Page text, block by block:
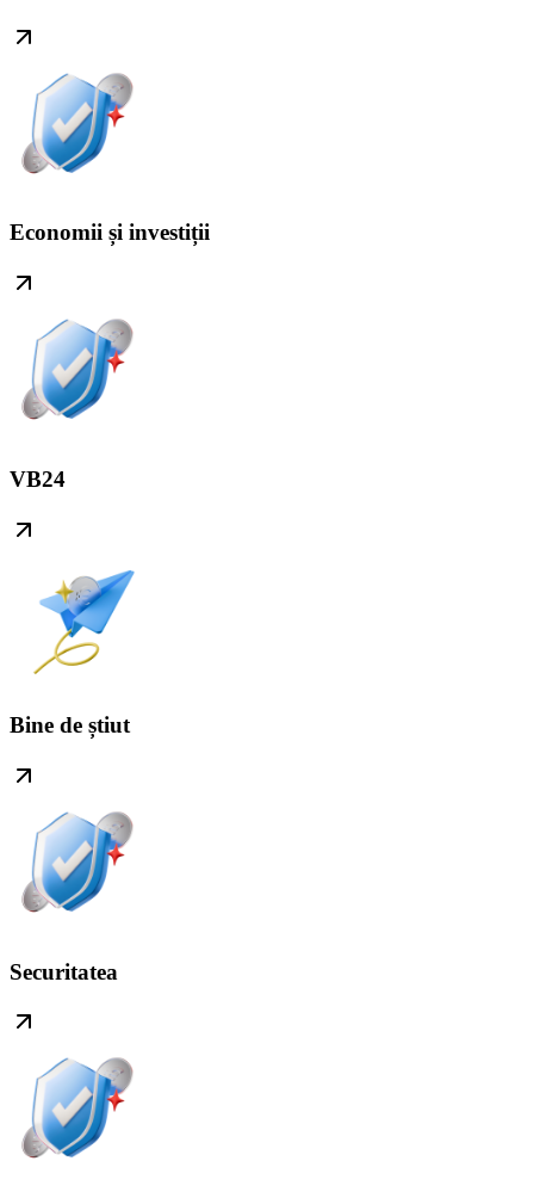
Economii și investiții
VB24
Bine de știut
Securitatea